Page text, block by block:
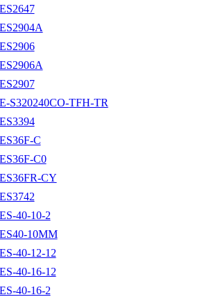
S320240CO-TFH-TR
C
C0
CY
40-10-2
10MM
40-12-12
40-16-12
40-16-2